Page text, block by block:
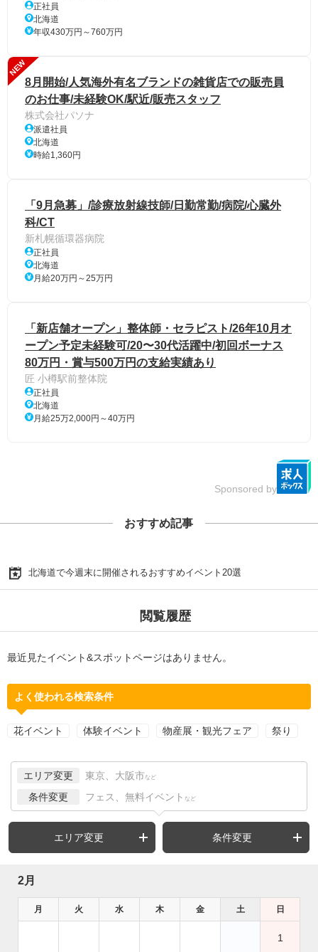
正社員
北海道
年収430万円～760万円
NEW
8月開始/人気海外有名ブランドの雑貨店での販売員
のお仕事/未経験OK/駅近/販売スタッフ
株式会社パソナ
派遣社員
北海道
時給1,360円
「9月急募」/診療放射線技師/日勤常勤/病院/心臓外
科/CT
新札幌循環器病院
正社員
北海道
月給20万円～25万円
「新店舗オープン」整体師・セラピスト/26年10月オ
ープン予定未経験可/20〜30代活躍中/初回ボーナス
80万円・賞与500万円の支給実績あり
匠 小樽駅前整体院
正社員
北海道
月給25万2,000円～40万円
Sponsored by
おすすめ記事
北海道で今週末に開催されるおすすめイベント20選
閲覧履歴
最近見たイベント&スポットページはありません。
よく使われる検索条件
花イベント 体験イベント 物産展・観光フェア 祭り
エリア変更 東京、大阪市 など
条件変更 フェス、無料イベント など
エリア変更 条件変更
2月
月 火 水 木 金 土 日
1